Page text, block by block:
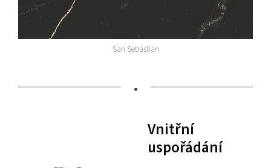
San Sebastian
•
Vnitřní
uspořádání